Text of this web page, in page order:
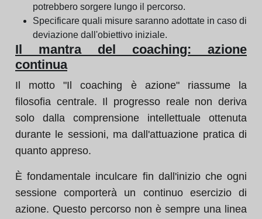
potrebbero sorgere lungo il percorso.
Specificare quali misure saranno adottate in caso di
deviazione dall'obiettivo iniziale.
Il mantra del coaching: azione
continua
Il motto "Il coaching è azione" riassume la
filosofia centrale. Il progresso reale non deriva
solo dalla comprensione intellettuale ottenuta
durante le sessioni, ma dall'attuazione pratica di
quanto appreso.
È fondamentale inculcare fin dall'inizio che ogni
sessione comporterà un continuo esercizio di
azione. Questo percorso non è sempre una linea